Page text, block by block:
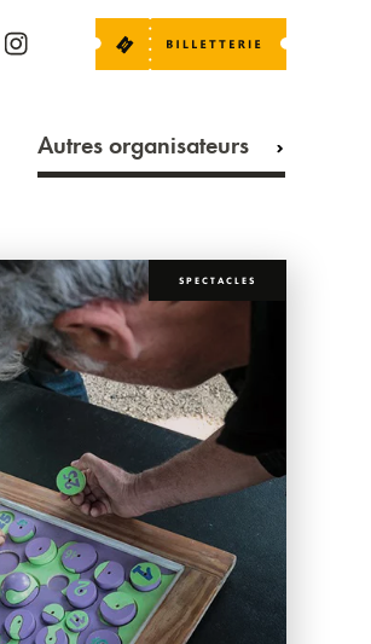
Autres organisateurs
SPECTACLES